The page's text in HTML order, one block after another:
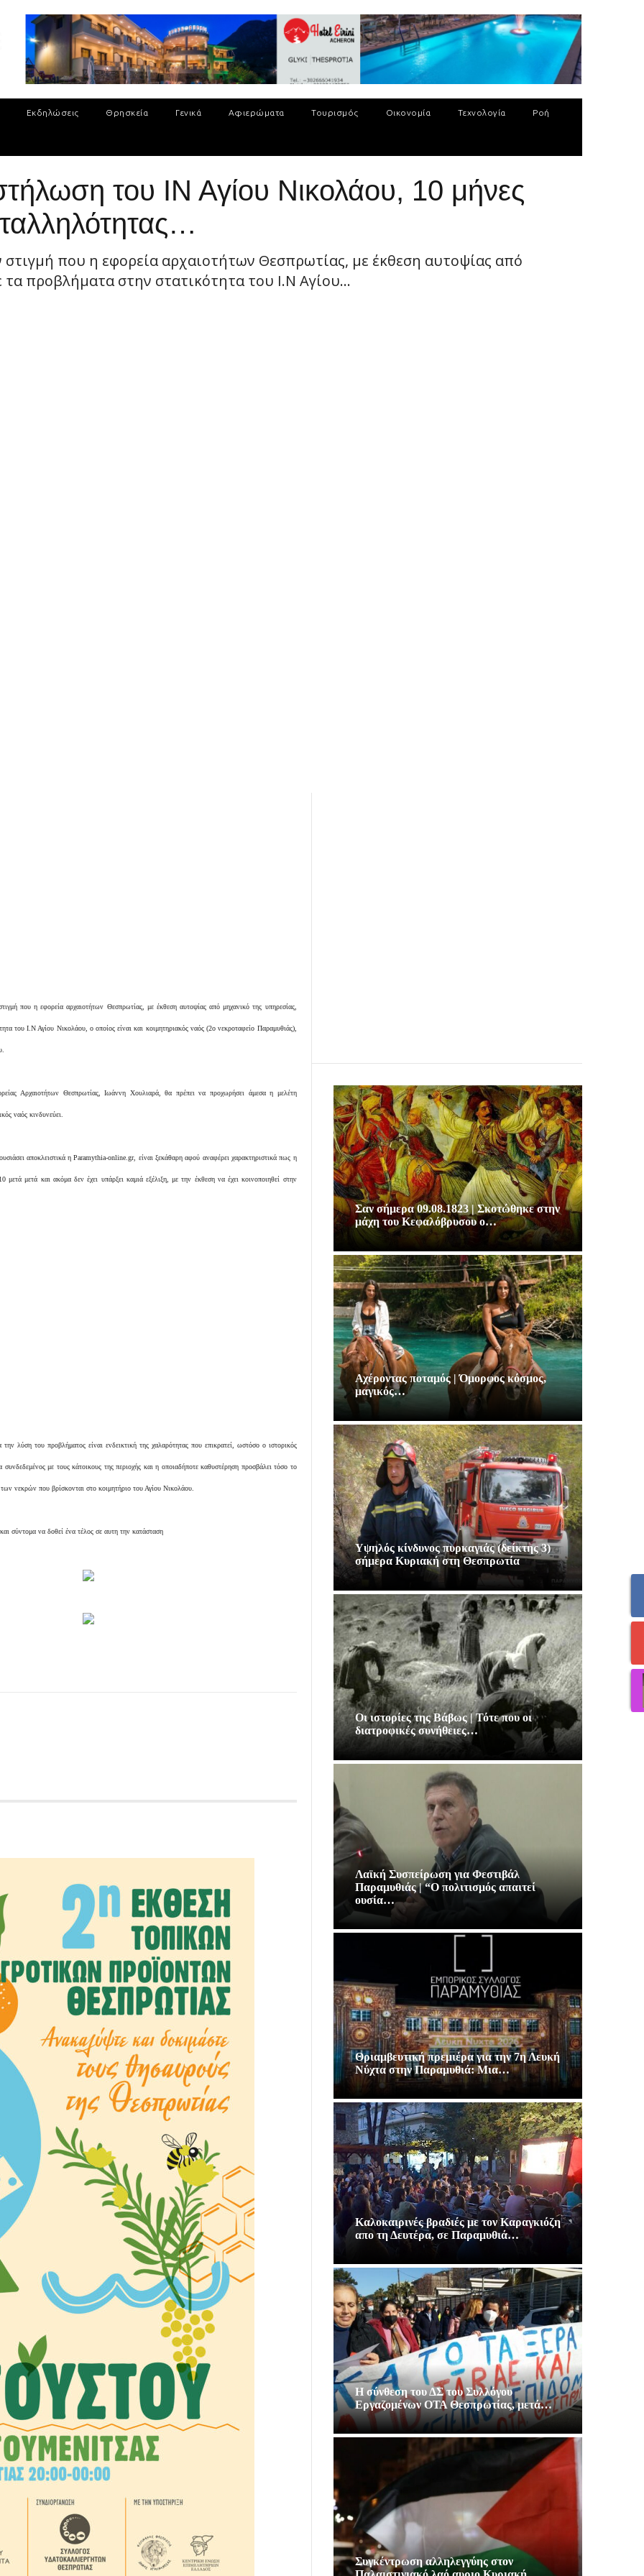
Εκδηλώσεις Θρησκεία Γενικά Αφιερώματα Τουρισμός Οικονομία Τεχνολογία Ροή
του ΙΝ Αγίου Νικολάου, 10 μήνες
που η εφορεία αρχαιοτήτων Θεσπρωτίας, με έκθεση αυτοψίας από
προβλήματα στην στατικότητα του Ι.Ν Αγίου...
που η εφορεία αρχαιοτήτων Θεσπρωτίας, με έκθεση αυτοψίας από μηχανικό της υπηρεσίας,
του Ι.Ν Αγίου Νικολάου, ο οποίος είναι και κοιμητηριακός ναός (2ο νεκροταφείο Παραμυθιάς),
Αρχαιοτήτων Θεσπρωτίας, Ιωάννη Χουλιαρά, θα πρέπει να προχωρήσει άμεσα η μελέτη
ναός κινδυνεύει.
αποκλειστικά η Paramythia-online.gr, είναι ξεκάθαρη αφού αναφέρει χαρακτηριστικά πως η
μετά μετά και ακόμα δεν έχει υπάρξει καμιά εξέλιξη, με την έκθεση να έχει κοινοποιηθεί στην
λύση του προβλήματος είναι ενδεικτική της χαλαρότητας που επικρατεί, ωστόσο ο ιστορικός
με τους κάτοικους της περιοχής και η οποιαδήποτε καθυστέρηση προσβάλει τόσο το
νεκρών που βρίσκονται στο κοιμητήριο του Αγίου Νικολάου.
σύντομα να δοθεί ένα τέλος σε αυτη την κατάσταση
Σαν σήμερα 09.08.1823 | Σκοτώθηκε στην
μάχη του Κεφαλόβρυσου ο…
Αχέροντας ποταμός | Όμορφος κόσμος,
μαγικός…
Υψηλός κίνδυνος πυρκαγιάς (δείκτης 3)
σήμερα Κυριακή στη Θεσπρωτία
Οι ιστορίες της Βάβως | Τότε που οι
διατροφικές συνήθειες…
Λαϊκή Συσπείρωση για Φεστιβάλ
Παραμυθιάς | “Ο πολιτισμός απαιτεί
ουσία…
Θριαμβευτική πρεμιέρα για την 7η Λευκή
Νύχτα στην Παραμυθιά: Μια…
Καλοκαιρινές βραδιές με τον Καραγκιόζη
απο τη Δευτέρα, σε Παραμυθιά…
Η σύνθεση του ΔΣ του Συλλόγου
Εργαζομένων ΟΤΑ Θεσπρωτίας, μετά…
Συγκέντρωση αλληλεγγύης στον